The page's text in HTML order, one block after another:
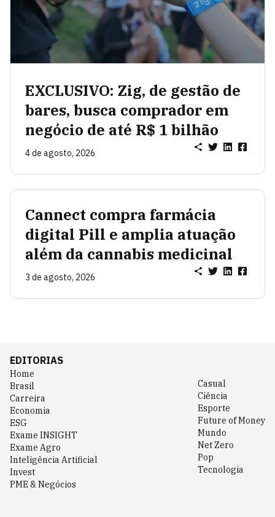
EXCLUSIVO: Zig, de gestão de
bares, busca comprador em
negócio de até R$ 1 bilhão
4 de agosto, 2026
Cannect compra farmácia
digital Pill e amplia atuação
além da cannabis medicinal
3 de agosto, 2026
EDITORIAS
Home
Brasil
Carreira
Economia
ESG
Exame INSIGHT
Exame Agro
Inteligência Artificial
Invest
PME & Negócios
Casual
Ciência
Esporte
Future of Money
Mundo
Net Zero
Pop
Tecnologia